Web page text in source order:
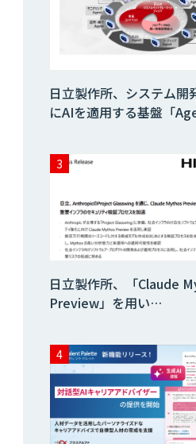
日立製作所、システム開
にAIを適用する基盤「
日立製作所、「Claude
Preview」を用い…